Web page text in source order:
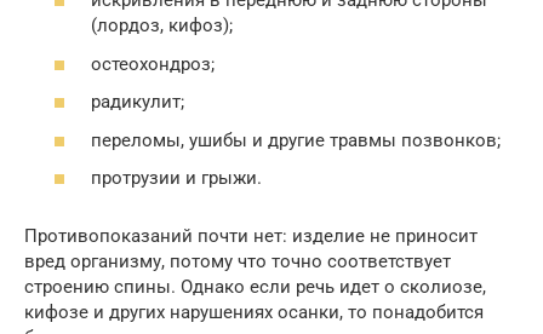
(лордоз, кифоз);
остеохондроз;
радикулит;
переломы, ушибы и другие травмы позвонков;
протрузии и грыжи.
Противопоказаний почти нет: изделие не приносит
вред организму, потому что точно соответствует
строению спины. Однако если речь идет о сколиозе,
кифозе и других нарушениях осанки, то понадобится